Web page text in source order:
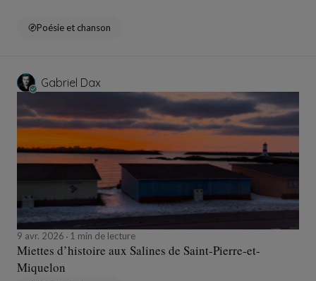
Poésie et chanson
Gabriel Dax
9 avr. 2026 1 min de lecture
Miettes d’histoire aux Salines de Saint-Pierre-et-
Miquelon